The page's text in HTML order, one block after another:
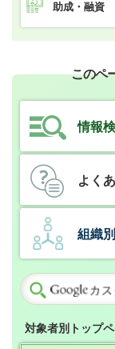
助成・融資
このペ
情報
よく
組織
対象者別トップ